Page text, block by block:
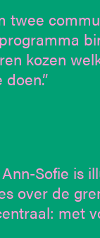
twee
kozen
Sofie is
over de
met